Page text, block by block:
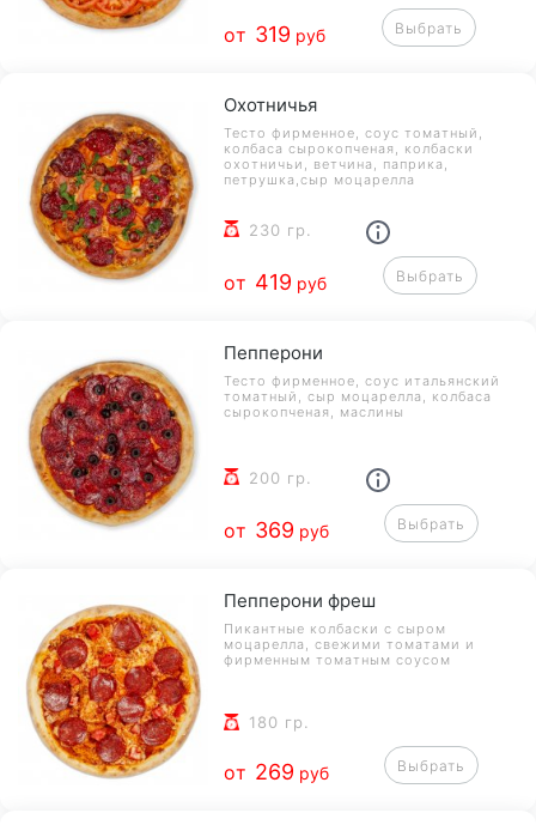
от 319 руб Выбрать
Охотничья
Тесто фирменное, соус томатный,
колбаса сырокопченая, колбаски
охотничьи, ветчина, паприка,
петрушка,сыр моцарелла
230 гр.
от 419 руб Выбрать
Пепперони
Тесто фирменное, соус итальянский
томатный, сыр моцарелла, колбаса
сырокопченая, маслины
200 гр.
от 369 руб Выбрать
Пепперони фреш
Пикантные колбаски с сыром
моцарелла, свежими томатами и
фирменным томатным соусом
180 гр.
от 269 руб Выбрать